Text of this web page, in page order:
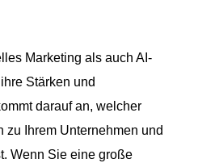
Marketing als auch AI-
Stärken und
darauf an, welcher
zu Ihrem Unternehmen und
Wenn Sie eine große